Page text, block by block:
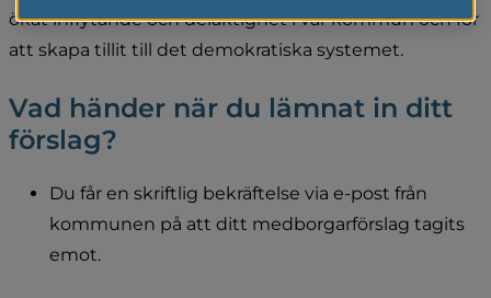
ökat inflytande och delaktighet i vår kommun och för
att skapa tillit till det demokratiska systemet.
Vad händer när du lämnat in ditt
förslag?
Du får en skriftlig bekräftelse via e-post från
kommunen på att ditt medborgarförslag tagits
emot.